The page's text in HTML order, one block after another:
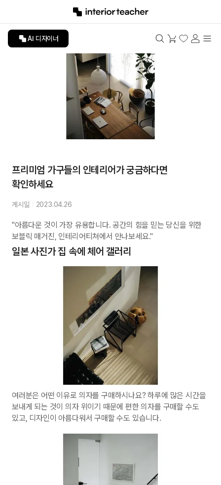
AI 디자이너
프리미엄 가구들의 인테리어가 궁금하다면
확인하세요
게시일 2023.04.26
"아름다운 것이 가장 유용합니다. 공간의 힘을 믿는 당신을 위한
보블릭 매거진, 인테리어티쳐에서 만나보세요."
일본 사진가 집 속에 체어 갤러리
여러분은 어떤 이유로 의자를 구매하시나요? 하루에 많은 시간을
보내게 되는 것이 의자 위이기 때문에 편한 의자를 구매할 수도
있고, 디자인이 아름다워서 구매할 수도 있습니다.